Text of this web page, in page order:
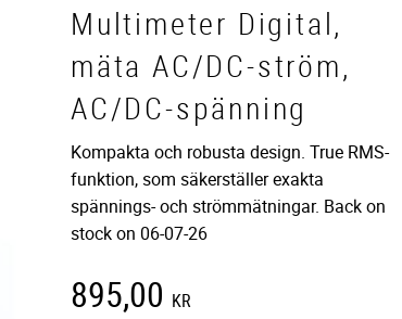
Multimeter Digital,
mäta AC/DC-ström,
AC/DC-spänning
Kompakta och robusta design. True RMS-
funktion, som säkerställer exakta
spännings- och strömmätningar. Back on
stock on 06-07-26
895,00 KR